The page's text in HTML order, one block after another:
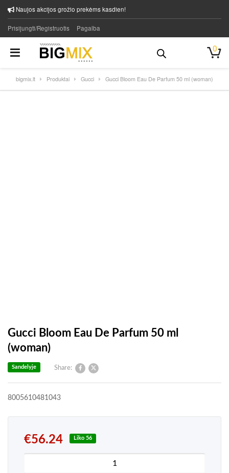
Naujos akcijos grožio prekėms kasdien!
Prisijungti/Registruotis Pagalba
0
bigmix.lt Produktai Gucci Gucci Bloom Eau De Parfum 50 ml (woman)
Gucci Bloom Eau De Parfum 50 ml
(woman)
Share:
Sandelyje
8005610481043
€56.24 Liko 56
produkto kiekis: Gucci Bloom Eau De Parfum 50